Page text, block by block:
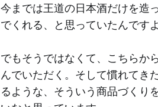
今までは王道の日本酒だけを造
でくれる、と思っていたんですよ
でもそうではなくて、こちらか
んでいただく。そして慣れてき
るような、そういう商品づくり